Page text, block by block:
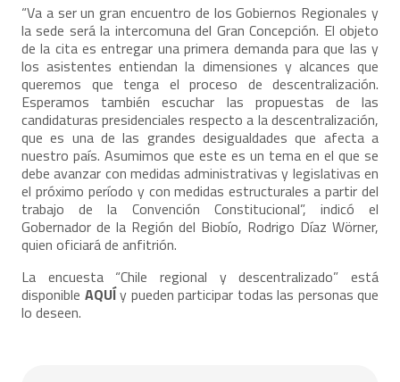
“Va a ser un gran encuentro de los Gobiernos Regionales y
la sede será la intercomuna del Gran Concepción. El objeto
de la cita es entregar una primera demanda para que las y
los asistentes entiendan la dimensiones y alcances que
queremos que tenga el proceso de descentralización.
Esperamos también escuchar las propuestas de las
candidaturas presidenciales respecto a la descentralización,
que es una de las grandes desigualdades que afecta a
nuestro país. Asumimos que este es un tema en el que se
debe avanzar con medidas administrativas y legislativas en
el próximo período y con medidas estructurales a partir del
trabajo de la Convención Constitucional”, indicó el
Gobernador de la Región del Biobío, Rodrigo Díaz Wörner,
quien oficiará de anfitrión.
La encuesta “Chile regional y descentralizado” está
disponible AQUÍy pueden participar todas las personas que
lo deseen.